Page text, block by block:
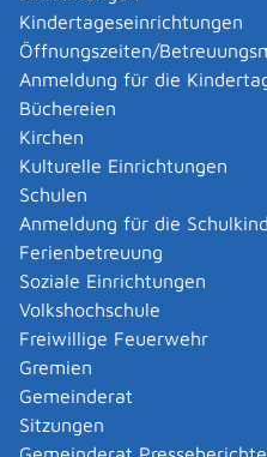
Kindertageseinrichtungen
Öffnungszeiten/
Anmeldung für die
Büchereien
Kirchen
Kulturelle Einrichtungen
Schulen
Anmeldung für die
Ferienbetreuung
Soziale Einrichtungen
Volkshochschule
Freiwillige Feuerwehr
Gremien
Gemeinderat
Sitzungen